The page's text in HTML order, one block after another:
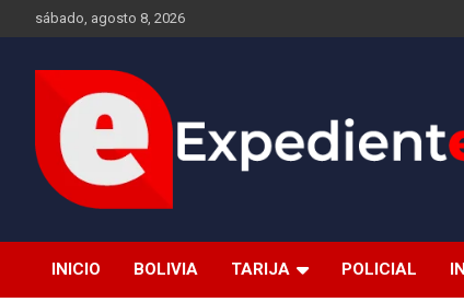
al
sábado, agosto 8, 2026
Expediente
INICIO BOLIVIA TARIJA POLICIAL